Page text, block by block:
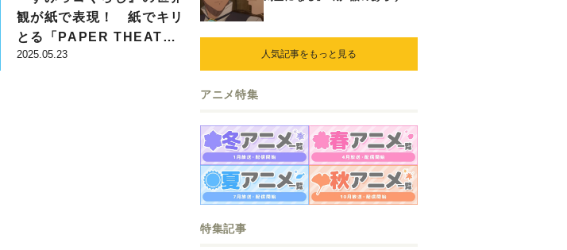
観が紙で表現！ 紙でキリ
とる「PAPER THEATE
R」シリーズに新商品が登
2025.05.23 人気記事をもっと見る
アニメ特集
特集記事